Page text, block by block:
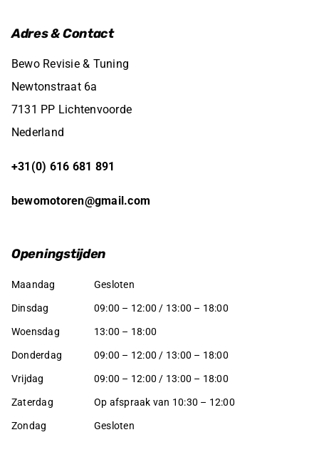
Adres & Contact
Bewo Revisie & Tuning
Newtonstraat 6a
7131 PP Lichtenvoorde
Nederland
+31(0) 616 681 891
bewomotoren@gmail.com
Openingstijden
Maandag Gesloten
Dinsdag 09:00 – 12:00 / 13:00 – 18:00
Woensdag 13:00 – 18:00
Donderdag 09:00 – 12:00 / 13:00 – 18:00
Vrijdag 09:00 – 12:00 / 13:00 – 18:00
Zaterdag Op afspraak van 10:30 – 12:00
Zondag Gesloten